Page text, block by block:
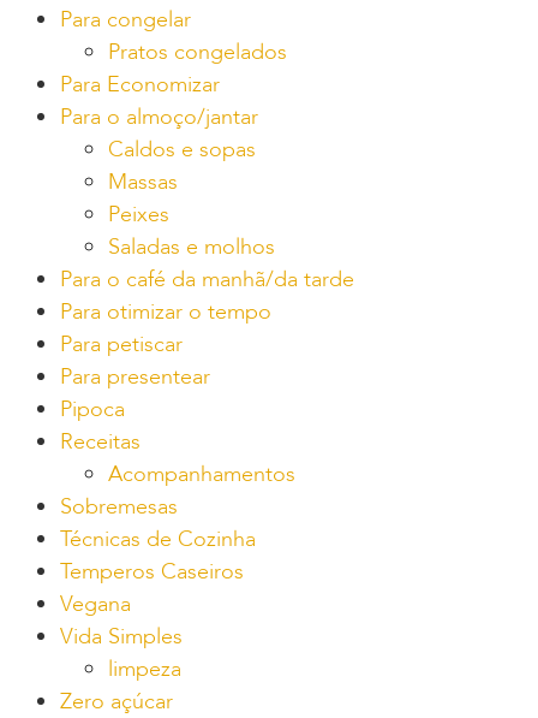
Para congelar
Pratos congelados
Para Economizar
Para o almoço/jantar
Caldos e sopas
Massas
Peixes
Saladas e molhos
Para o café da manhã/da tarde
Para otimizar o tempo
Para petiscar
Para presentear
Pipoca
Receitas
Acompanhamentos
Sobremesas
Técnicas de Cozinha
Temperos Caseiros
Vegana
Vida Simples
limpeza
Zero açúcar